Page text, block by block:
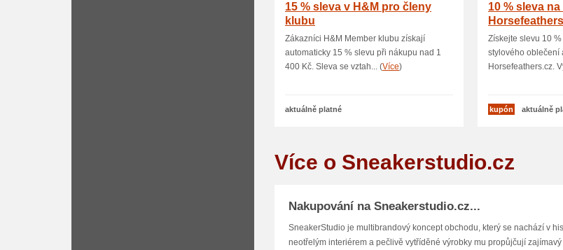
15 % sleva v H&M pro členy
klubu
Zákazníci H&M Member klubu získají
automaticky 15 % slevu při nákupu nad 1
400 Kč. Sleva se vztah... (Více)
aktuálně platné
10 % sleva na
Získejte slevu 10
stylového oblečení
Horsefeathers.cz.
kupón aktuálně
Více o Sneakerstudio.cz
Nakupování na Sneakerstudio.cz...
SneakerStudio je multibrandový koncept obchodu, který se nachází v
neotřelým interiérem a pečlivě vytříděné výrobky mu propůjčují